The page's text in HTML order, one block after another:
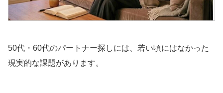
50代・60代のパートナー探しには、若い頃にはなかった
現実的な課題があります。